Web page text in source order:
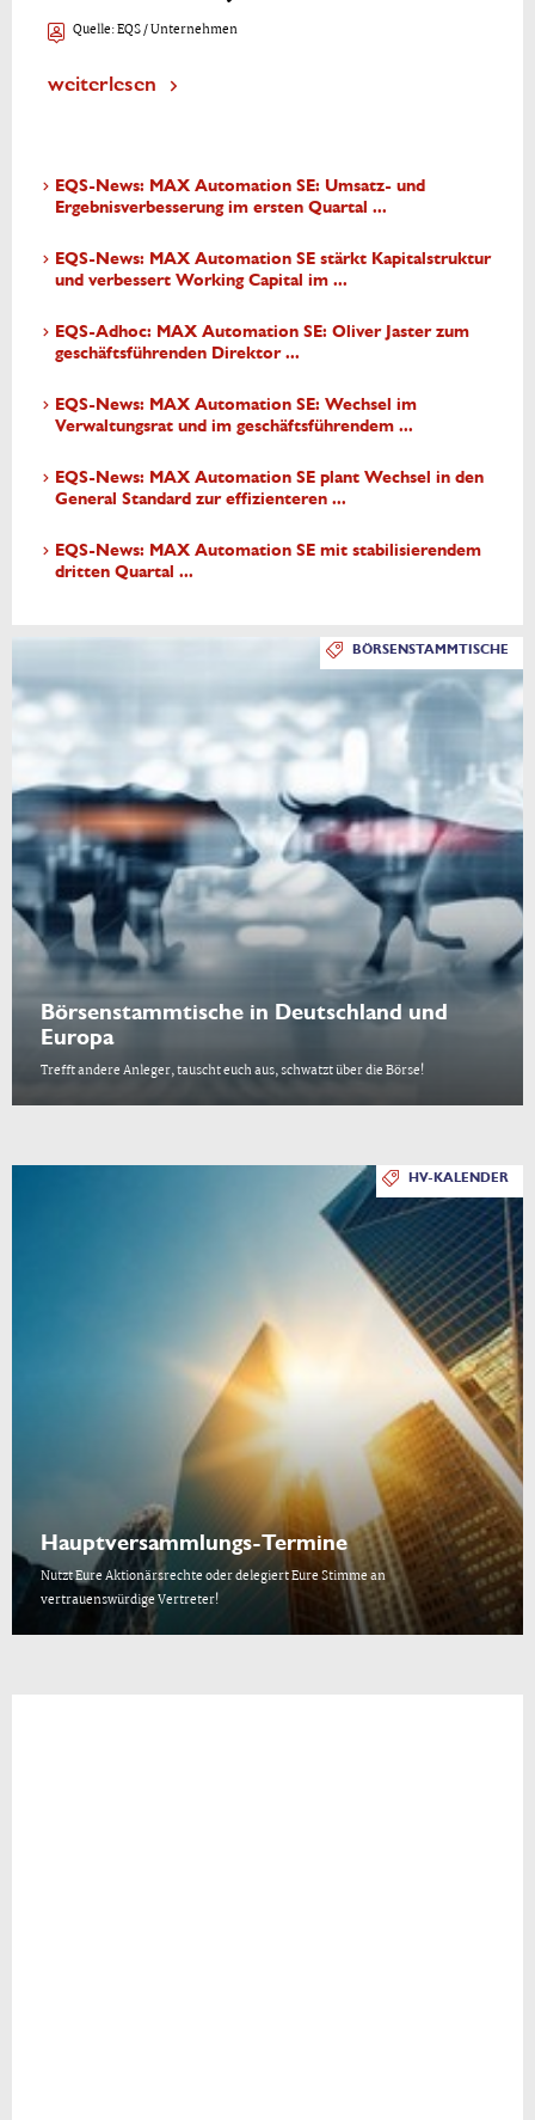
Quelle:EQS / Unternehmen
weiterlesen
EQS-News: MAX Automation SE: Umsatz- und
Ergebnisverbesserung im ersten Quartal ...
EQS-News: MAX Automation SE stärkt Kapitalstruktur
und verbessert Working Capital im ...
EQS-Adhoc: MAX Automation SE: Oliver Jaster zum
geschäftsführenden Direktor ...
EQS-News: MAX Automation SE: Wechsel im
Verwaltungsrat und im geschäftsführendem ...
EQS-News: MAX Automation SE plant Wechsel in den
General Standard zur effizienteren ...
EQS-News: MAX Automation SE mit stabilisierendem
dritten Quartal ...
BÖRSENSTAMMTISCHE
Börsenstammtische in Deutschland und
Europa
Trefft andere Anleger, tauscht euch aus, schwatzt über die Börse!
HV-KALENDER
Hauptversammlungs-Termine
Nutzt Eure Aktionärsrechte oder delegiert Eure Stimme an
vertrauenswürdige Vertreter!